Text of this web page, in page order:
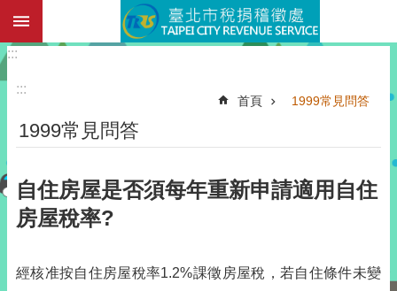
跳到主要內容區塊
:::
:::
首頁 1999常見問答
1999常見問答
自住房屋是否須每年重新申請適用自住
房屋稅率?
經核准按自住房屋稅率1.2%課徵房屋稅，若自住條件未變